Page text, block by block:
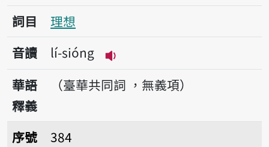
詞目
理想
音讀
lí-sióng
播放音讀lí-sióng
華語
釋義
（臺華共同詞 ，無義項）
序號384念頭
序號
384